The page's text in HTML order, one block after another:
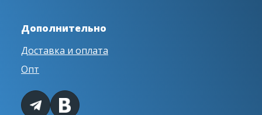
Дополнительно
Доставка и оплата
Опт